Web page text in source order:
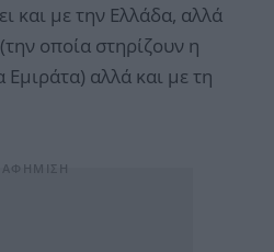
και με την Ελλάδα, αλλά
οποία στηρίζουν η
αλλά και με τη